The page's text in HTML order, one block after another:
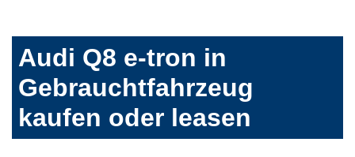
Audi Q8 e-tron in
Gebrauchtfahrzeug
kaufen oder leasen